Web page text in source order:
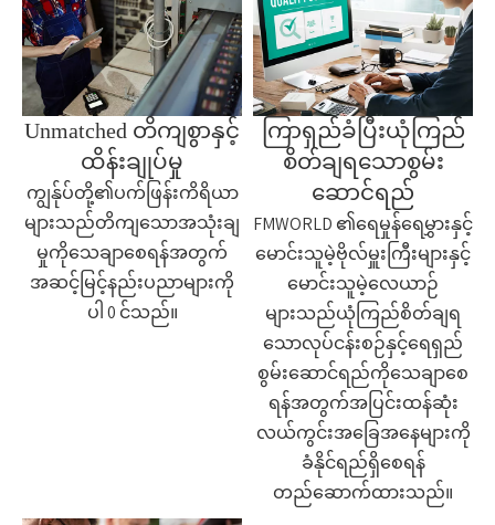
Unmatched တိကျစွာနှင့်
ထိန်းချုပ်မှု
ကျွန်ုပ်တို့၏ပက်ဖြန်းကိရိယာ
များသည်တိကျသောအသုံးချ
မှုကိုသေချာစေရန်အတွက်
အဆင့်မြင့်နည်းပညာများကို
ပါ 0 င်သည်။
ကြာရှည်ခံပြီးယုံကြည်
စိတ်ချရသောစွမ်း
ဆောင်ရည်
FMWORLD ၏ရေမှုန်ရေမွှားနှင့်
မောင်းသူမဲ့ဗိုလ်မှူးကြီးများနှင့်
မောင်းသူမဲ့လေယာဉ်
များသည်ယုံကြည်စိတ်ချရ
သောလုပ်ငန်းစဉ်နှင့်ရေရှည်
စွမ်းဆောင်ရည်ကိုသေချာစေ
ရန်အတွက်အပြင်းထန်ဆုံး
လယ်ကွင်းအခြေအနေများကို
ခံနိုင်ရည်ရှိစေရန်
တည်ဆောက်ထားသည်။